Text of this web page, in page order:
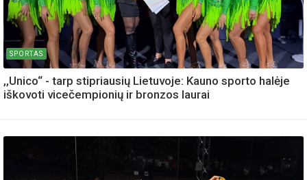
SPORTAS
,,Unico“ - tarp stipriausių Lietuvoje: Kauno sporto halėje
iškovoti vicečempionių ir bronzos laurai